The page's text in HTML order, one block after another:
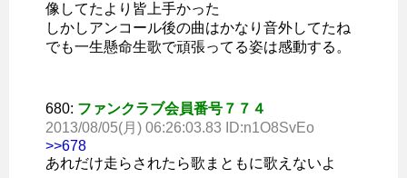
像してたより皆上手かった
しかしアンコール後の曲はかなり音外してたね
でも一生懸命生歌で頑張ってる姿は感動する。
680: ファンクラブ会員番号７７４
2013/08/05(月) 06:26:03.83 ID:n1O8SvEo
>>678
あれだけ走らされたら歌まともに歌えないよ